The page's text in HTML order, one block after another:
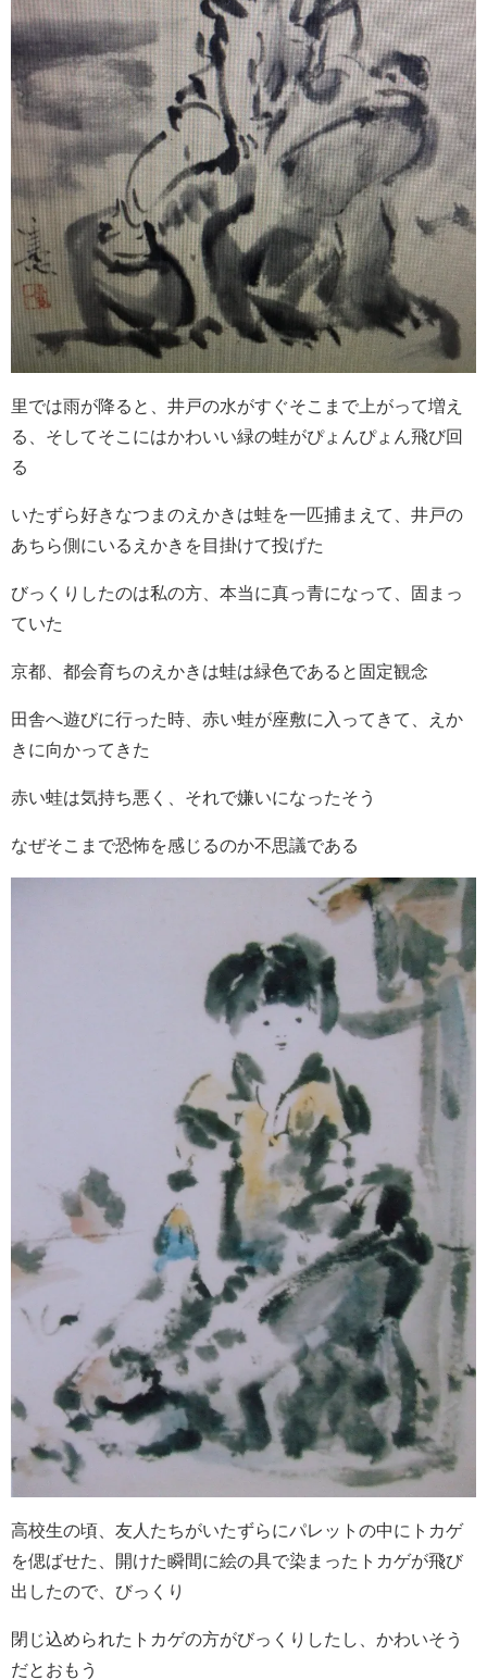
里では雨が降ると、井戸の水がすぐそこまで上がって増え
る、そしてそこにはかわいい緑の蛙がぴょんぴょん飛び回
る
いたずら好きなつまのえかきは蛙を一匹捕まえて、井戸の
あちら側にいるえかきを目掛けて投げた
びっくりしたのは私の方、本当に真っ青になって、固まっ
ていた
京都、都会育ちのえかきは蛙は緑色であると固定観念
田舎へ遊びに行った時、赤い蛙が座敷に入ってきて、えか
きに向かってきた
赤い蛙は気持ち悪く、それで嫌いになったそう
なぜそこまで恐怖を感じるのか不思議である
高校生の頃、友人たちがいたずらにパレットの中にトカゲ
を偲ばせた、開けた瞬間に絵の具で染まったトカゲが飛び
出したので、びっくり
閉じ込められたトカゲの方がびっくりしたし、かわいそう
だとおもう